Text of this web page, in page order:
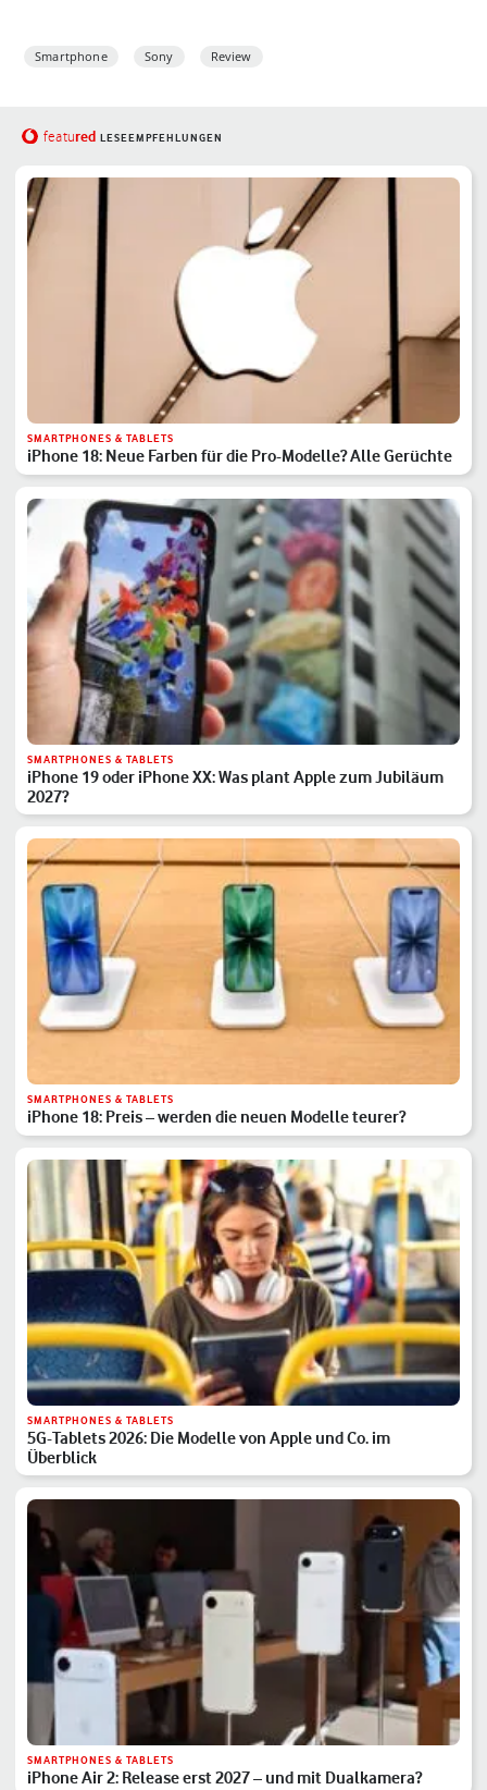
Smartphone Sony Review
featured LESEEMPFEHLUNGEN
SMARTPHONES & TABLETS
iPhone 18: Neue Farben für die Pro-Modelle? Alle Gerüchte
SMARTPHONES & TABLETS
iPhone 19 oder iPhone XX: Was plant Apple zum Jubiläum
2027?
SMARTPHONES & TABLETS
iPhone 18: Preis – werden die neuen Modelle teurer?
SMARTPHONES & TABLETS
5G-Tablets 2026: Die Modelle von Apple und Co. im
Überblick
SMARTPHONES & TABLETS
iPhone Air 2: Release erst 2027 – und mit Dualkamera?